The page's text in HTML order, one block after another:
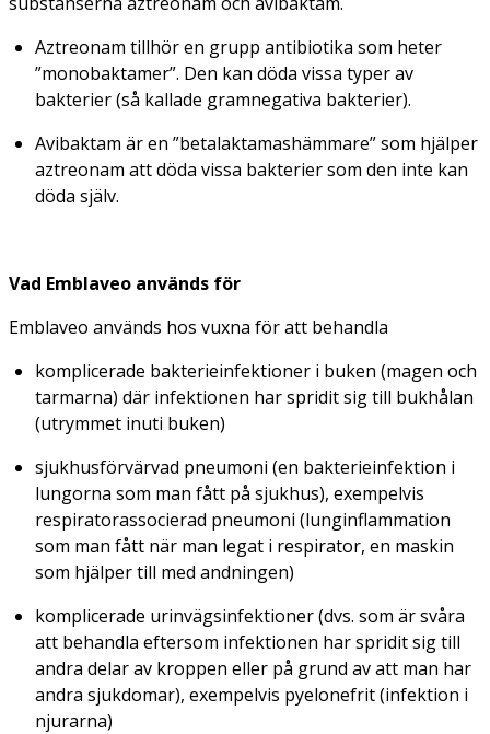
Aztreonam tillhör en grupp antibiotika som heter
”monobaktamer”. Den kan döda vissa typer av
bakterier (så kallade gramnegativa bakterier).
Avibaktam är en ”betalaktamashämmare” som hjälper
aztreonam att döda vissa bakterier som den inte kan
döda själv.
Vad Emblaveo används för
Emblaveo används hos vuxna för att behandla
komplicerade bakterieinfektioner i buken (magen och
tarmarna) där infektionen har spridit sig till bukhålan
(utrymmet inuti buken)
sjukhusförvärvad pneumoni (en bakterieinfektion i
lungorna som man fått på sjukhus), exempelvis
respiratorassocierad pneumoni (lunginflammation
som man fått när man legat i respirator, en maskin
som hjälper till med andningen)
komplicerade urinvägsinfektioner (dvs. som är svåra
att behandla eftersom infektionen har spridit sig till
andra delar av kroppen eller på grund av att man har
andra sjukdomar), exempelvis pyelonefrit (infektion i
njurarna)